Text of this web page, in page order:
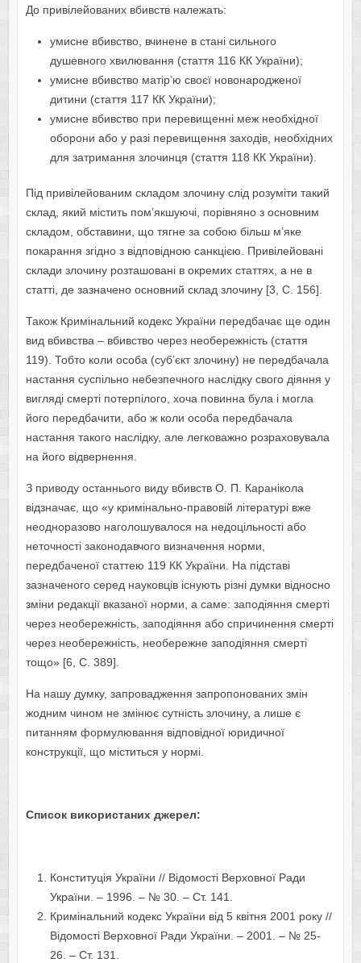
До привілейованих вбивств належать:
умисне вбивство, вчинене в стані сильного
душевного хвилювання (стаття 116 КК України);
умисне вбивство матір’ю своєї новонародженої
дитини (стаття 117 КК України);
умисне вбивство при перевищенні меж необхідної
оборони або у разі перевищення заходів, необхідних
для затримання злочинця (стаття 118 КК України).
Під привілейованим складом злочину слід розуміти такий
склад, який містить пом’якшуючі, порівняно з основним
складом, обставини, що тягне за собою більш м’яке
покарання згідно з відповідною санкцією. Привілейовані
склади злочину розташовані в окремих статтях, а не в
статті, де зазначено основний склад злочину [3, С. 156].
Також Кримінальний кодекс України передбачає ще один
вид вбивства – вбивство через необережність (стаття
119). Тобто коли особа (суб’єкт злочину) не передбачала
настання суспільно небезпечного наслідку свого діяння у
вигляді смерті потерпілого, хоча повинна була і могла
його передбачити, або ж коли особа передбачала
настання такого наслідку, але легковажно розраховувала
на його відвернення.
З приводу останнього виду вбивств О. П. Каранікола
відзначає, що «у кримінально-правовій літературі вже
неодноразово наголошувалося на недоцільності або
неточності законодавчого визначення норми,
передбаченої статтею 119 КК України. На підставі
зазначеного серед науковців існують різні думки відносно
зміни редакції вказаної норми, а саме: заподіяння смерті
через необережність, заподіяння або спричинення смерті
через необережність, необережне заподіяння смерті
тощо» [6, С. 389].
На нашу думку, запровадження запропонованих змін
жодним чином не змінює сутність злочину, а лише є
питанням формулювання відповідної юридичної
конструкції, що міститься у нормі.
Список використаних джерел:
Конституція України // Відомості Верховної Ради
України. – 1996. – № 30. – Ст. 141.
Кримінальний кодекс України від 5 квітня 2001 року //
Відомості Верховної Ради України. – 2001. – № 25-
26. – Ст. 131.